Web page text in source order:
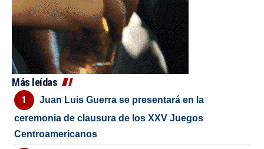
Más leídas
Juan Luis Guerra se presentará en la
ceremonia de clausura de los XXV Juegos
Centroamericanos